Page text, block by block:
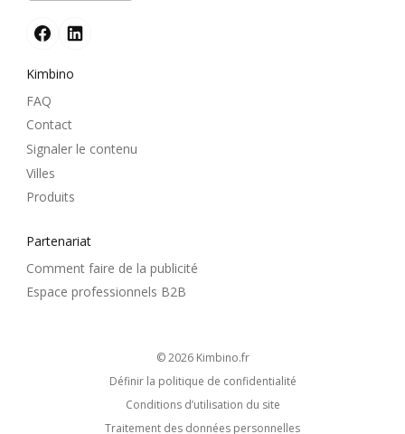
Kimbino
FAQ
Contact
Signaler le contenu
Villes
Produits
Partenariat
Comment faire de la publicité
Espace professionnels B2B
© 2026 kimbino.fr
Définir la politique de confidentialité
Conditions d’utilisation du site
Traitement des données personnelles